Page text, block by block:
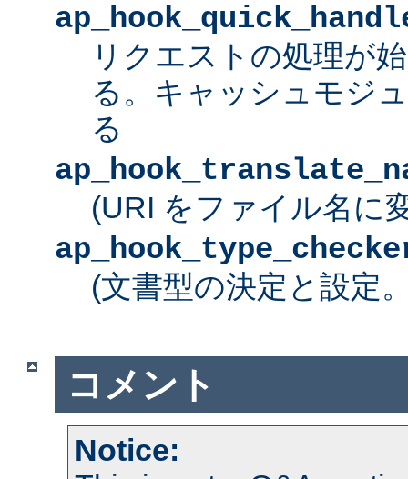
リクエストの処理が
る。キャッシュモジ
る
(URI をファイル名に
(文書型の決定と設定
コメント
Notice: